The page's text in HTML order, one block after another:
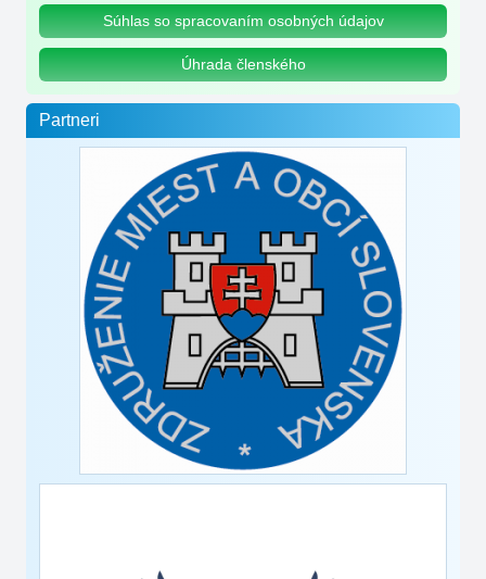
Súhlas so spracovaním osobných údajov
Úhrada členského
Partneri